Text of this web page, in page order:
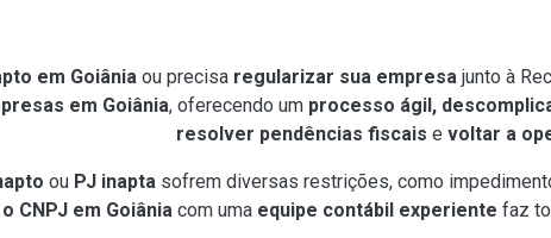
em Goiâniaou precisa regularizar sua empresajunto à
em Goiânia, oferecendo um processo ágil,
resolver pendências fiscais e voltar a
ou PJ inapta sofrem diversas restrições, como
CNPJ em Goiâniacom uma equipe contábil experiente faz